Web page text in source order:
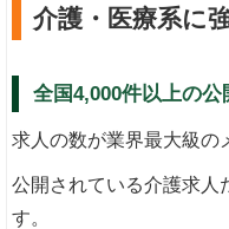
介護・医療系に
全国4,000件以上の
求人の数が業界最大級の
公開されている介護求人
す。